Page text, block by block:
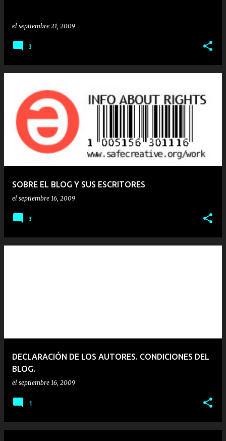
el septiembre 21, 2009
3
SOBRE EL BLOG Y SUS ESCRITORES
el septiembre 16, 2009
3
DECLARACIÓN DE LOS AUTORES. CONDICIONES DEL
BLOG.
el septiembre 16, 2009
1